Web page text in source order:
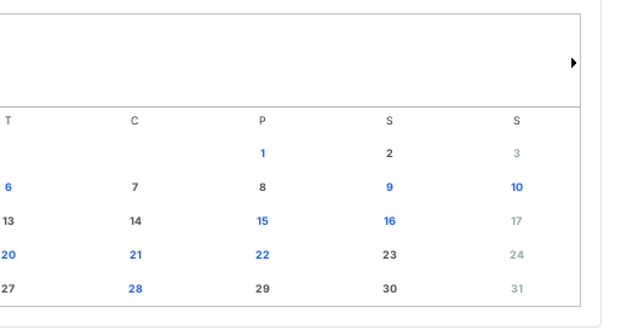
T C P S S
1 2 3
6 7 8 9 10
13 14 15 16 17
20 21 22 23 24
27 28 29 30 31